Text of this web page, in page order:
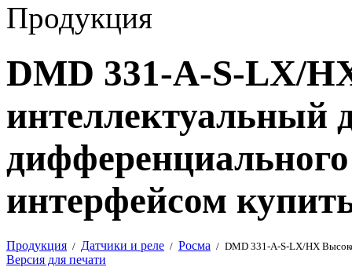
Продукция
DMD 331-A-S-LX/
интеллектуальный
интерфейсом
Продукция / Датчики и реле / Росма / DMD 331-A-S-LX/HX
Версия для печати